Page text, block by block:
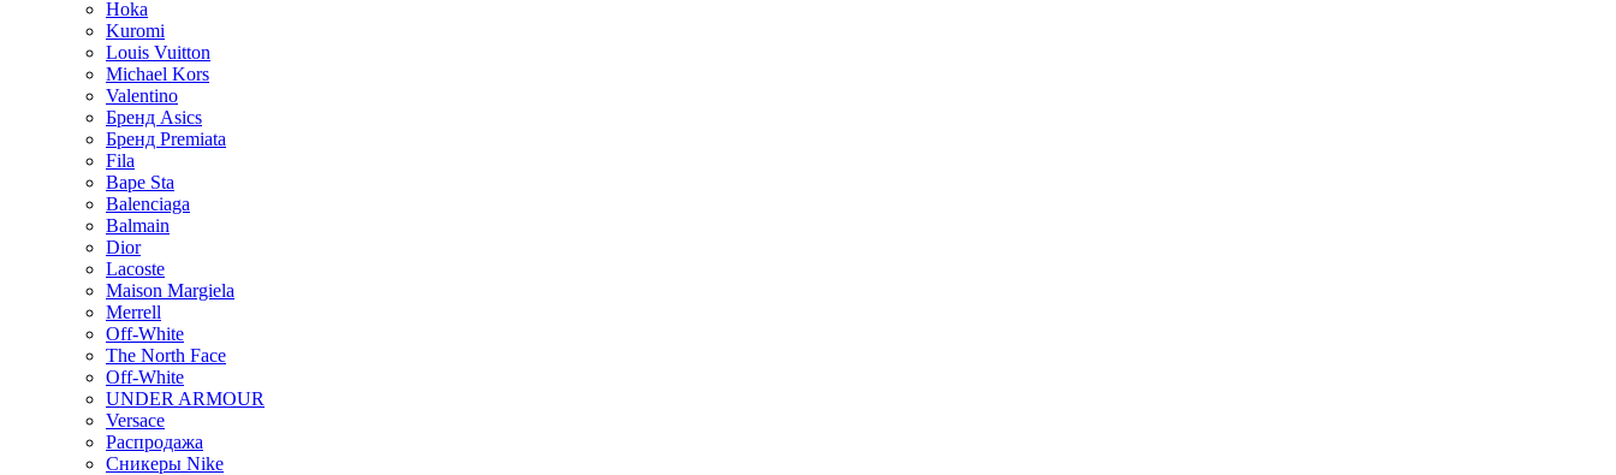
Hoka
Kuromi
Louis Vuitton
Michael Kors
Valentino
Бренд Asics
Бренд Premiata
Fila
Bape Sta
Balenciaga
Balmain
Dior
Lacoste
Maison Margiela
Merrell
Off-White
The North Face
Off-White
UNDER ARMOUR
Versace
Распродажа
Сникеры Nike